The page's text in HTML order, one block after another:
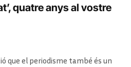
quatre anys al vostre
que el periodisme també és un